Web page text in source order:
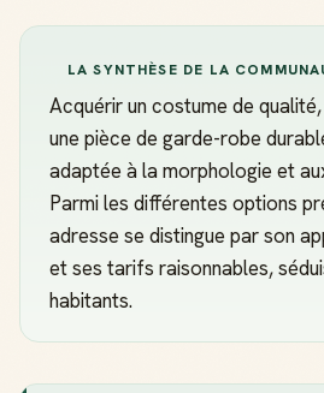
LA SYNTHÈSE DE LA
Acquérir un costume de
une pièce de garde-robe
adaptée à la morphologie et
Parmi les différentes options
adresse se distingue par son
et ses tarifs raisonnables,
habitants.